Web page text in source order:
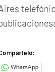
WhatsApp